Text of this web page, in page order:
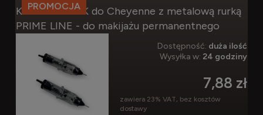
Kartridż HAWK do Cheyenne z metalową rurką
PRIME LINE - do makijażu permanentnego
Dostępność: duża ilość
Wysyłka w: 24 godziny
7,88 zł
zawiera 23% VAT, bez kosztów
dostawy
PROMOCJA